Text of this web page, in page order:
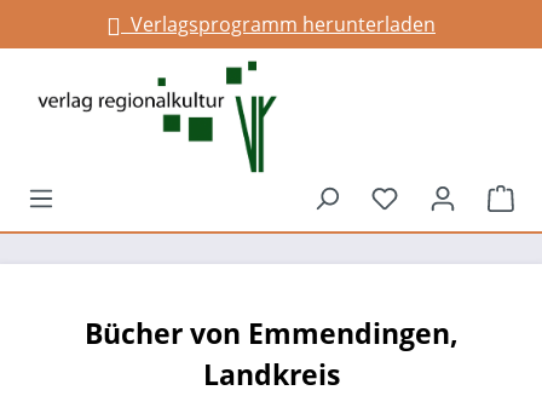
springenVerlagsprogramm herunterladen
Du hast 0
Bücher von Emmendingen,
Landkreis